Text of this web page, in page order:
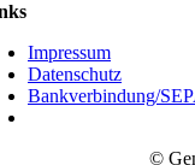
Impressum
Datenschutz
Bankverbindung/
©